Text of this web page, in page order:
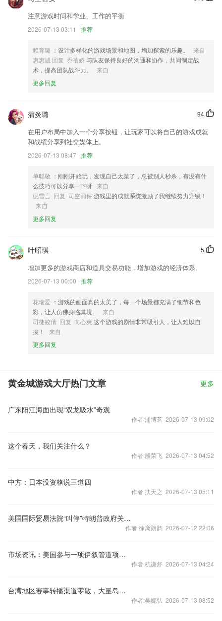
通知盒子小部件自动清理逻辑调整为超过3000条后才自动清理历史记
库存管理和进销存的基本功能
个性化自助找书，多种查找方式，满足你的口味。
优化应用名称
联系我们
修改。
注意游戏时间和学业、工作的平衡
2026-07-13 03:11 推荐
赖育璐 ：设计多样化的游戏场景和地图，增加探索的乐趣。
来自
惠惠诚 回复 乔蓓娇与队友保持良好的沟通和协作，共同制定战
术，提高团队战斗力。
来自
更多回复
94
蒲炎璐
在用户布局中加入一个分享按钮，让玩家可以将自己的游戏成就
和战绩分享到社交媒体上。
2026-07-13 08:47 推荐
单聪敬 ：刚刚开始玩，发现自己太菜了，总被别人秒杀，有没有什
么技巧可以分享一下呀 来自
倪雪言 回复 司空莉保 游戏里的成就系统激励了我继续努力升级！
来自
更多回复
5
叶昭琪
增加更多的游戏商店和道具交易功能，增加游戏的经济体系。
2026-07-13 00:00 推荐
花瑞爱 ：游戏的画面真的太美了，每一个场景都充满了细节和色
彩，让人仿佛身临其境。
来自
司徒姣倩 回复 向心爽这个游戏的剧情非常吸引人，让人难以自
拔！
来自
更多回复
黄金城游戏大厅热门文章 更多
广东阳江海面出现“双龙吸水”奇观
作者:浦博茗 2026-07-13 09:02
这个春天，我们关注什么？
作者:殷荣飞 2026-07-13 04:52
中方：日本没资格说三道四
作者:扶天之 2026-07-13 05:11
美国国际贸易法院“叫停”特朗普政府关税措施生效
作者:徐离朗韵 2026-07-12 22:06
市场资讯：美国参与一项伊叙管道项目筹备计划，该管线旨在绕开霍尔木兹海峡。
作者:杭谦舒 2026-07-13 04:24
台湾地区赛事转播渠道零散，大量岛内球迷来大陆看世界杯
作者:吴妮弘 2026-07-13 08:52